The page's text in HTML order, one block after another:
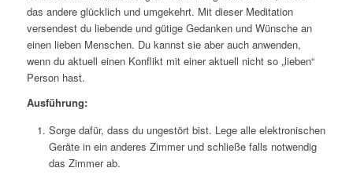
das andere glücklich und umgekehrt. Mit dieser Meditation
versendest du liebende und gütige Gedanken und Wünsche an
einen lieben Menschen. Du kannst sie aber auch anwenden,
wenn du aktuell einen Konflikt mit einer aktuell nicht so „lieben“
Person hast.
Ausführung:
Sorge dafür, dass du ungestört bist. Lege alle elektronischen
Geräte in ein anderes Zimmer und schließe falls notwendig
das Zimmer ab.